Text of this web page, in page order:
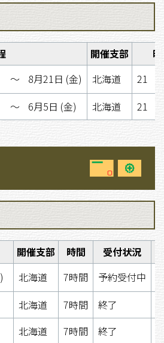
開催支部
〜 8月21日 (金) 北海道
21
〜 6月5日 (金) 北海道 21
開催支部 時間
受付状況
北海道 7時間
予約受付中
北海道 7時間
終了
北海道 7時間 終了